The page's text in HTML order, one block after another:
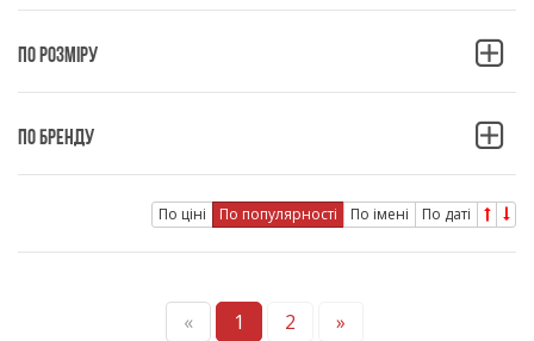
ПО РОЗМІРУ
ПО БРЕНДУ
По ціні По популярності По імені По даті
« 1 2 »